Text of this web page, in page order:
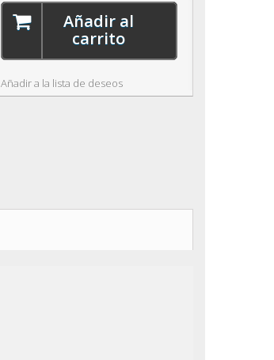
Añadir al
carrito
Añadir a la lista de deseos